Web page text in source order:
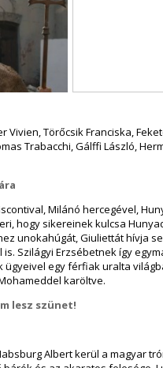
Vivien, Törőcsik Franciska,
Trabacchi, Gálffi László,
Milánó hercegével,
hogy sikereinek kulcsa
unokahúgát, Giuliettát hívja
Szilágyi Erzsébetnek így
ügyeivel egy férfiak uralta
karöltve.
lesz szünet!
Albert kerül a magyar